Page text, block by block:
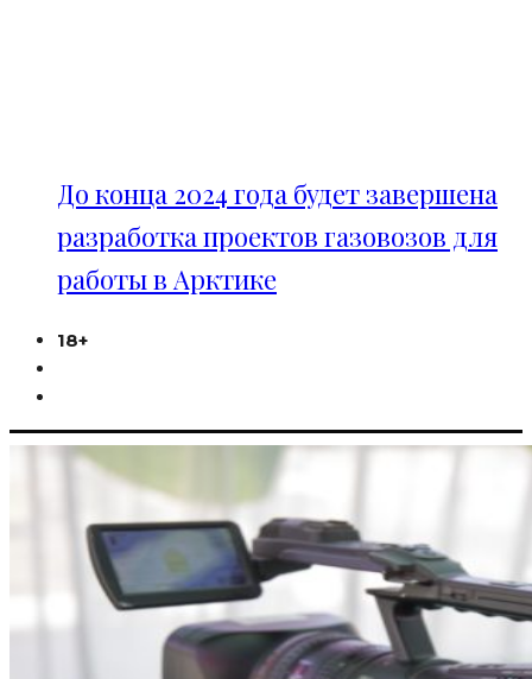
До конца 2024 года будет завершена
разработка проектов газовозов для
работы в Арктике
18+